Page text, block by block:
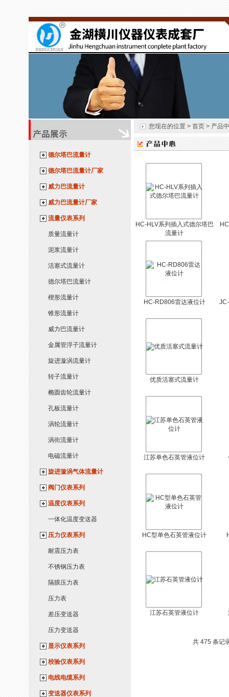
德尔塔巴流量计
德尔塔巴流量计厂家
威力巴流量计
威力巴流量计厂家
流量仪表系列
质量流量计
泥浆流量计
活塞式流量计
德尔塔巴流量计
楔形流量计
锥形流量计
威力巴流量计
金属管浮子流量计
旋进漩涡流量计
转子流量计
椭圆齿轮流量计
孔板流量计
涡轮流量计
涡街流量计
电磁流量计
旋进漩涡气体流量计
阀门仪表系列
温度仪表系列
一体化温度变送器
压力仪表系列
耐震压力表
不锈钢压力表
隔膜压力表
压力表
差压变送器
压力变送器
显示仪表系列
校验仪表系列
电线电缆系列
变送器仪表系列
您现在的位置 > 首页 > 产品
HC-HLV系列插入式德尔塔巴
流量计
HC-RD806雷达液位计
优质活塞式流量计
江苏单色石英管液位计
HC型单色石英管液位计
江苏石英管液位计
共 475 条记